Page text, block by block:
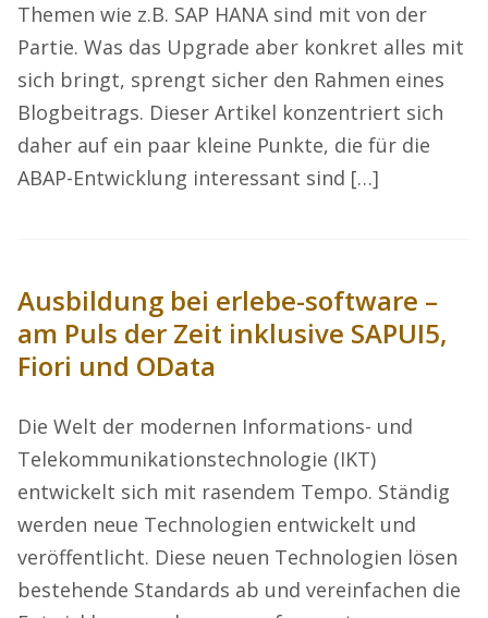
Themen wie z.B. SAP HANA sind mit von der
Partie. Was das Upgrade aber konkret alles mit
sich bringt, sprengt sicher den Rahmen eines
Blogbeitrags. Dieser Artikel konzentriert sich
daher auf ein paar kleine Punkte, die für die
ABAP-Entwicklung interessant sind […]
Ausbildung bei erlebe-software –
am Puls der Zeit inklusive SAPUI5,
Fiori und OData
Die Welt der modernen Informations- und
Telekommunikationstechnologie (IKT)
entwickelt sich mit rasendem Tempo. Ständig
werden neue Technologien entwickelt und
veröffentlicht. Diese neuen Technologien lösen
bestehende Standards ab und vereinfachen die